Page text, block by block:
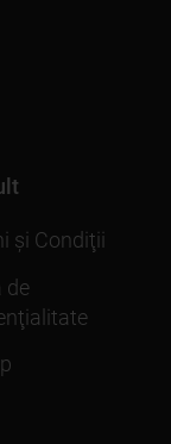
şi Condiţii
de